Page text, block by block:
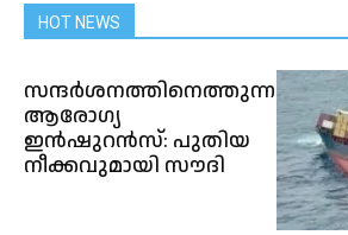
HOT NEWS
സന്ദര്‍ശനത്തിനെത്തുന്നവർക്ക്
ആരോഗ്യ
ഇൻഷുറൻസ്: പുതിയ
നീക്കവുമായി സൗദി